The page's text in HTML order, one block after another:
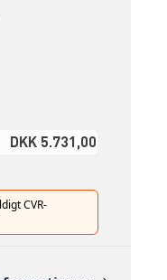
DKK 5.731,00
CVR-